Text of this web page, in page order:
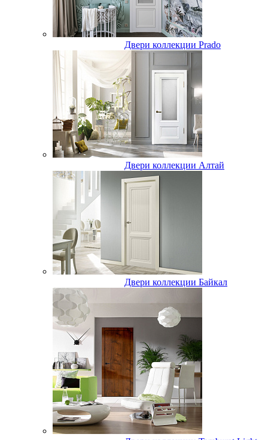
Двери коллекции Prado
Двери коллекции Алтай
Двери коллекции Байкал